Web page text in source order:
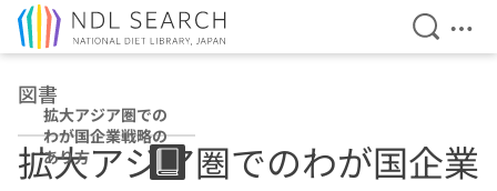
Open
図書
拡大アジア圏での
わが国企業戦略の
あり方
拡大アジア圏でのわが国企業